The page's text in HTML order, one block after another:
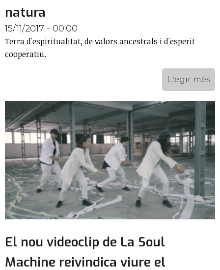
natura
15/11/2017 - 00:00
Terra d'espiritualitat, de valors ancestrals i d'esperit
cooperatiu.
Llegir més
El nou videoclip de La Soul
Machine reivindica viure el